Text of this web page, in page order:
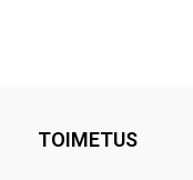
TOIMETUS